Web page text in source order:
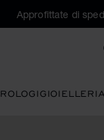
Approfittate di
GIOIELLERIA